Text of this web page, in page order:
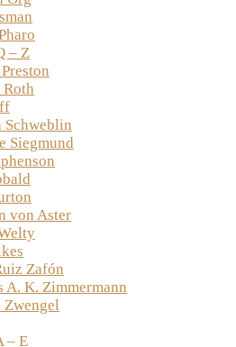
– Z
Roth
Schweblin
Siegmund
von Aster
Zafón
A. K. Zimmermann
Zwengel
– E